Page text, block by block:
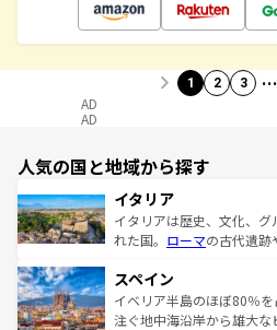
1 2 3 …
AD
AD
人気の国と地域から探す
イタリア
イタリアは歴史、文化、
れた国。 ローマの古代遺跡
ろん、トスカーナの美しい
景など、自然景観も見逃
ピザやパスタなど、絶品
スペイン
イベリア半島のほぼ80％
注ぐ地中海沿岸から雄大